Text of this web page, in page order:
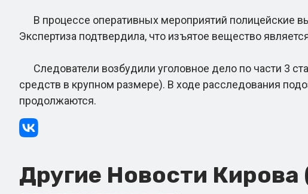
В процессе оперативных мероприятий полицейские
Экспертиза подтвердила, что изъятое вещество
Следователи возбудили уголовное дело по части 3
средств в крупном размере). В ходе расследования
продолжаются.
Другие Новости